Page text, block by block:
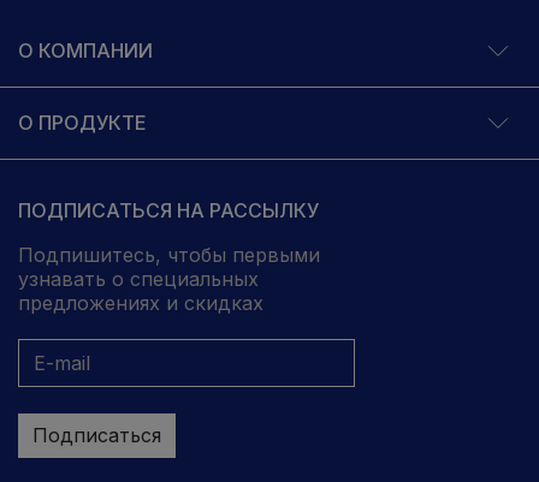
О КОМПАНИИ
О ПРОДУКТЕ
ПОДПИСАТЬСЯ НА РАССЫЛКУ
Подпишитесь, чтобы первыми
узнавать о специальных
предложениях и скидках
Подписаться